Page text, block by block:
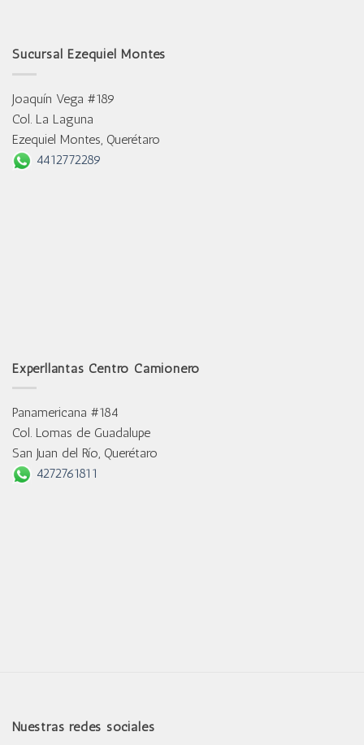
Sucursal Ezequiel Montes
Joaquín Vega #189
Col. La Laguna
Ezequiel Montes, Querétaro
4412772289
Experllantas Centro Camionero
Panamericana #184
Col. Lomas de Guadalupe
San Juan del Río, Querétaro
4272761811
Nuestras redes sociales